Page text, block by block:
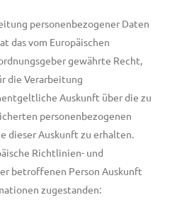
personenbezogener Daten
das vom Europäischen
gewährte Recht,
die Verarbeitung
Auskunft über die zu
personenbezogenen
dieser Auskunft zu erhalten.
Richtlinien- und
betroffenen Person Auskunft
zugestanden: